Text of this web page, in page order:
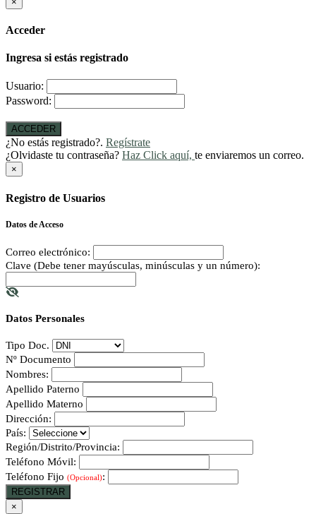
Acceder
Ingresa si estás registrado
Usuario:
Password:
ACCEDER
¿No estás registrado?. Regístrate
¿Olvidaste tu contraseña? Haz Click aquí, te enviaremos un correo.
×
Registro de Usuarios
Datos de Acceso
Correo electrónico:
Clave (Debe tener mayúsculas, minúsculas y un número):
Datos Personales
Tipo Doc.
Nº Documento
Nombres:
Apellido Paterno
Apellido Materno
Dirección:
País:
Región/Distrito/Provincia:
Teléfono Móvil:
Teléfono Fijo (Opcional):
REGISTRAR
×